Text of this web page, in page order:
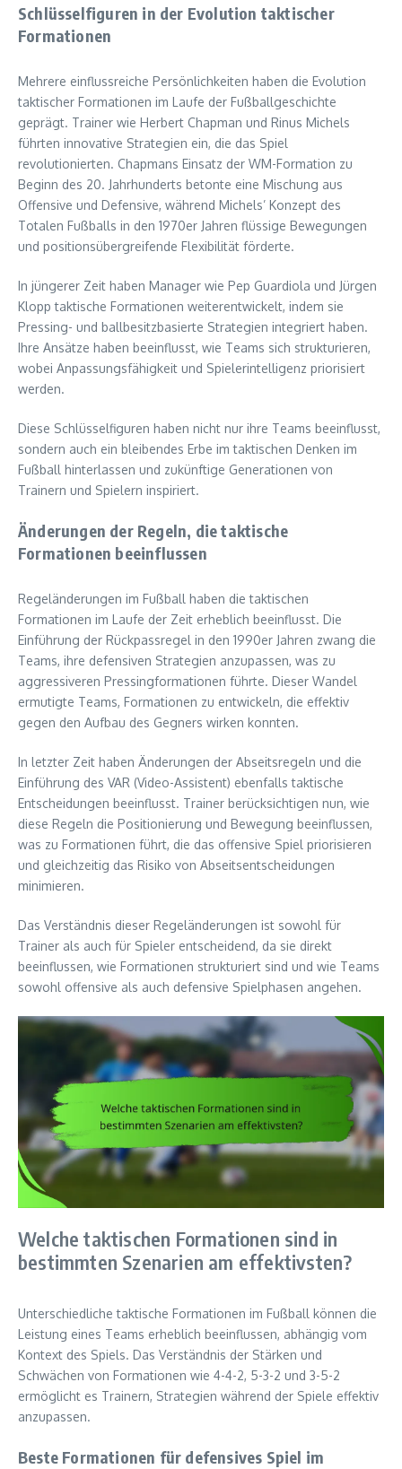
Schlüsselfiguren in der Evolution taktischer
Formationen
Mehrere einflussreiche Persönlichkeiten haben die Evolution
taktischer Formationen im Laufe der Fußballgeschichte
geprägt. Trainer wie Herbert Chapman und Rinus Michels
führten innovative Strategien ein, die das Spiel
revolutionierten. Chapmans Einsatz der WM-Formation zu
Beginn des 20. Jahrhunderts betonte eine Mischung aus
Offensive und Defensive, während Michels’ Konzept des
Totalen Fußballs in den 1970er Jahren flüssige Bewegungen
und positionsübergreifende Flexibilität förderte.
In jüngerer Zeit haben Manager wie Pep Guardiola und Jürgen
Klopp taktische Formationen weiterentwickelt, indem sie
Pressing- und ballbesitzbasierte Strategien integriert haben.
Ihre Ansätze haben beeinflusst, wie Teams sich strukturieren,
wobei Anpassungsfähigkeit und Spielerintelligenz priorisiert
werden.
Diese Schlüsselfiguren haben nicht nur ihre Teams beeinflusst,
sondern auch ein bleibendes Erbe im taktischen Denken im
Fußball hinterlassen und zukünftige Generationen von
Trainern und Spielern inspiriert.
Änderungen der Regeln, die taktische
Formationen beeinflussen
Regeländerungen im Fußball haben die taktischen
Formationen im Laufe der Zeit erheblich beeinflusst. Die
Einführung der Rückpassregel in den 1990er Jahren zwang die
Teams, ihre defensiven Strategien anzupassen, was zu
aggressiveren Pressingformationen führte. Dieser Wandel
ermutigte Teams, Formationen zu entwickeln, die effektiv
gegen den Aufbau des Gegners wirken konnten.
In letzter Zeit haben Änderungen der Abseitsregeln und die
Einführung des VAR (Video-Assistent) ebenfalls taktische
Entscheidungen beeinflusst. Trainer berücksichtigen nun, wie
diese Regeln die Positionierung und Bewegung beeinflussen,
was zu Formationen führt, die das offensive Spiel priorisieren
und gleichzeitig das Risiko von Abseitsentscheidungen
minimieren.
Das Verständnis dieser Regeländerungen ist sowohl für
Trainer als auch für Spieler entscheidend, da sie direkt
beeinflussen, wie Formationen strukturiert sind und wie Teams
sowohl offensive als auch defensive Spielphasen angehen.
Welche taktischen Formationen sind in
bestimmten Szenarien am effektivsten?
Unterschiedliche taktische Formationen im Fußball können die
Leistung eines Teams erheblich beeinflussen, abhängig vom
Kontext des Spiels. Das Verständnis der Stärken und
Schwächen von Formationen wie 4-4-2, 5-3-2 und 3-5-2
ermöglicht es Trainern, Strategien während der Spiele effektiv
anzupassen.
Beste Formationen für defensives Spiel im